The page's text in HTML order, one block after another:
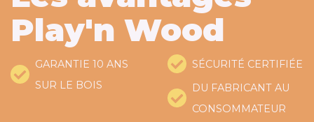
Play'n Wood
GARANTIE 10 ANS
SUR LE BOIS
SÉCURITÉ CERTIFIÉE
DU FABRICANT AU
CONSOMMATEUR